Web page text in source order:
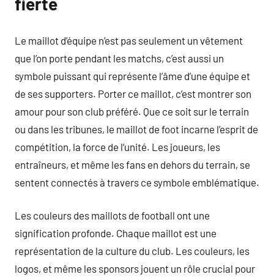
Le maillot d’équipe n’est pas seulement un vêtement
que l’on porte pendant les matchs, c’est aussi un
symbole puissant qui représente l’âme d’une équipe et
de ses supporters. Porter ce maillot, c’est montrer son
amour pour son club préféré. Que ce soit sur le terrain
ou dans les tribunes, le maillot de foot incarne l’esprit de
compétition, la force de l’unité. Les joueurs, les
entraîneurs, et même les fans en dehors du terrain, se
sentent connectés à travers ce symbole emblématique.
Les couleurs des maillots de football ont une
signification profonde. Chaque maillot est une
représentation de la culture du club. Les couleurs, les
logos, et même les sponsors jouent un rôle crucial pour